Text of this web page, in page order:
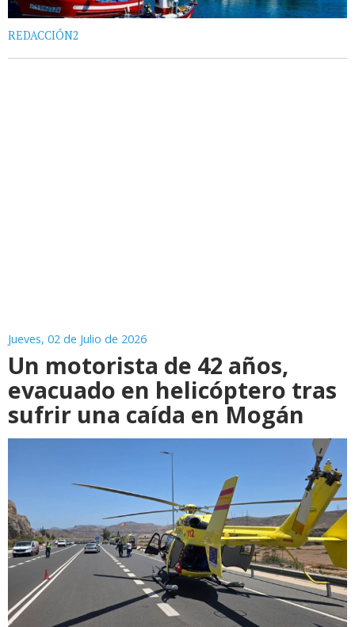
REDACCIÓN2
Jueves, 02 de Julio de 2026
Un motorista de 42 años,
evacuado en helicóptero tras
sufrir una caída en Mogán